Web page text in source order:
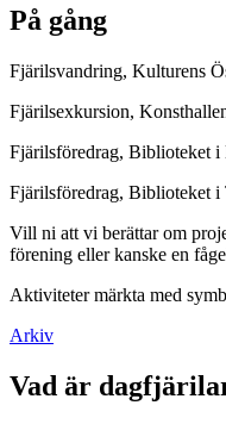
På gång
Fjärilsvandring, Kulturens
Fjärilsexkursion,
Fjärilsföredrag, Biblioteket i
Fjärilsföredrag, Biblioteket i
Vill ni att vi berättar om
förening eller kanske en
Aktiviteter märkta med
Arkiv
Vad är